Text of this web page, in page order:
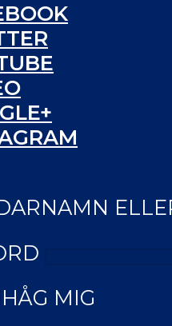
MIG